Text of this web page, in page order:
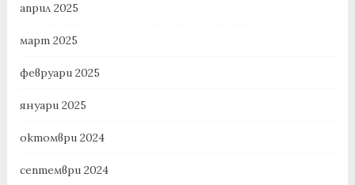
април 2025
март 2025
февруари 2025
януари 2025
октомври 2024
септември 2024